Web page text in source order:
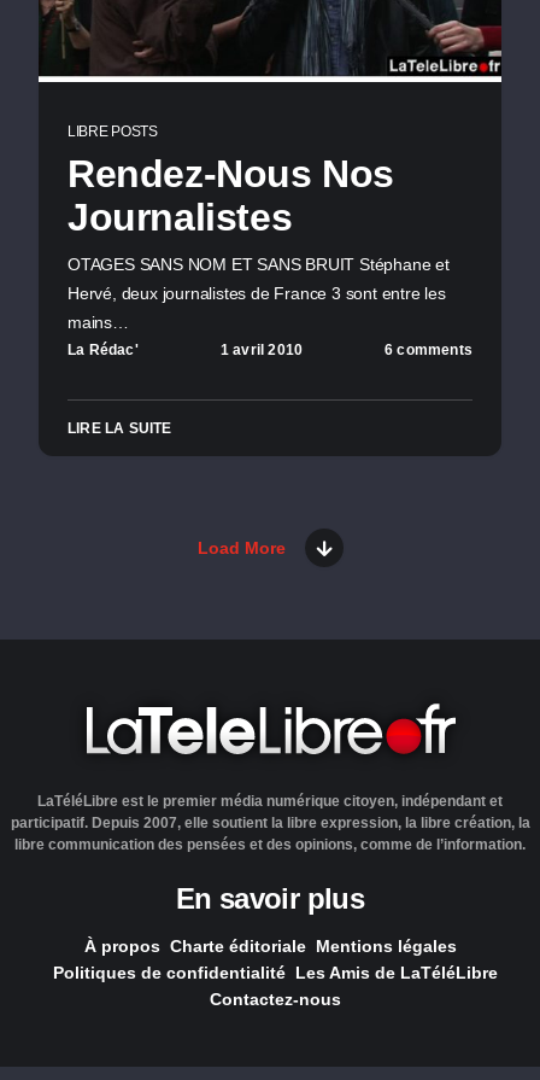
LIBRE POSTS
Rendez-Nous Nos
Journalistes
OTAGES SANS NOM ET SANS BRUIT Stéphane et
Hervé, deux journalistes de France 3 sont entre les
mains…
La Rédac' 1 avril 2010 6 comments
LIRE LA SUITE
Load More
LaTéléLibre est le premier média numérique citoyen, indépendant et
participatif. Depuis 2007, elle soutient la libre expression, la libre création, la
libre communication des pensées et des opinions, comme de l’information.
En savoir plus
À propos Charte éditoriale Mentions légales
Politiques de confidentialité Les Amis de LaTéléLibre
Contactez-nous